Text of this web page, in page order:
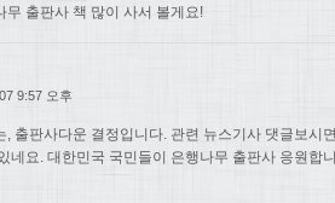
무 출판사 책 많이 사서 볼게요!
9:57 오후
, 출판사다운 결정입니다. 관련 뉴스기사 댓글보시
네요. 대한민국 국민들이 은행나무 출판사 응원합